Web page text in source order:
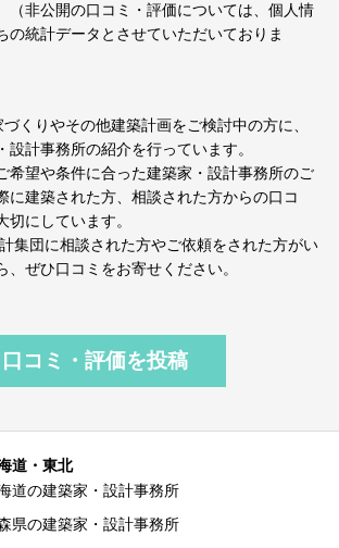
（非公開の口コミ・評価については、個人情
の統計データとさせていただいておりま
くりやその他建築計画をご検討中の方に、
設計事務所の紹介を行っています。
希望や条件に合った建築家・設計事務所のご
に建築された方、相談された方からの口コ
切にしています。
集団に相談された方やご依頼をされた方がい
、ぜひ口コミをお寄せください。
口コミ・評価を投稿
道・東北
道の建築家・設計事務所
県の建築家・設計事務所